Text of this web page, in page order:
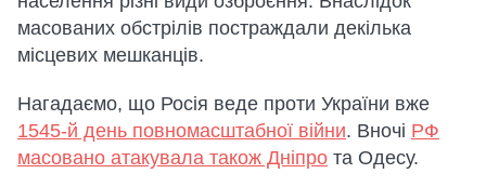
масованих обстрілів постраждали декілька
місцевих мешканців.
Нагадаємо, що Росія веде проти України вже
1545-й день повномасштабної війни. Вночі РФ
масовано атакувала також Дніпро та Одесу.